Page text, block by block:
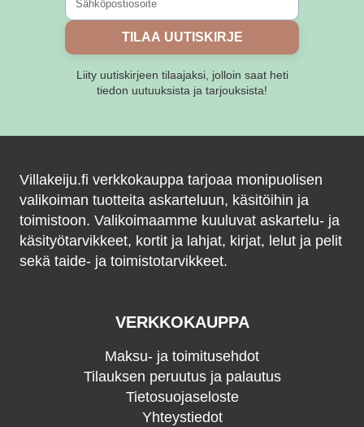
TILAA UUTISKIRJE
Liity uutiskirjeen tilaajaksi, jolloin saat heti
tiedon uutuuksista ja tarjouksista!
Villakeiju.fi verkkokauppa tarjoaa monipuolisen
valikoiman tuotteita askarteluun, käsitöihin ja
toimistoon. Valikoimaamme kuuluvat askartelu- ja
käsityötarvikkeet, kortit ja lahjat, kirjat, lelut ja pelit
sekä taide- ja toimistotarvikkeet.
VERKKOKAUPPA
Maksu- ja toimitusehdot
Tilauksen peruutus ja palautus
Tietosuojaseloste
Yhteystiedot